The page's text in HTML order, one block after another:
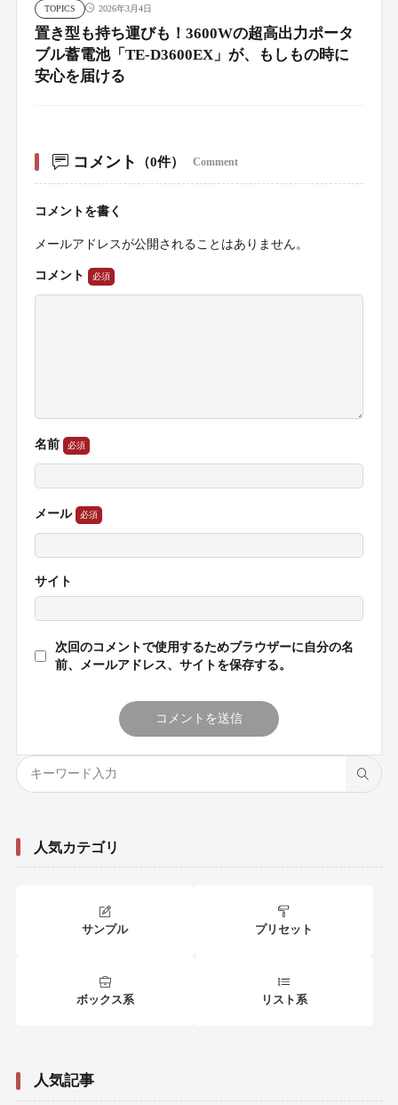
TOPICS 2026年3月4日
置き型も持ち運びも！3600Wの超高出力ポータ
ブル蓄電池「TE-D3600EX」が、もしもの時に
安心を届ける
コメント （0件） Comment
コメントを書く
メールアドレスが公開されることはありません。
コメント
名前
メール
サイト
次回のコメントで使用するためブラウザーに自分の名
前、メールアドレス、サイトを保存する。
人気カテゴリ
サンプル プリセット
ボックス系 リスト系
人気記事